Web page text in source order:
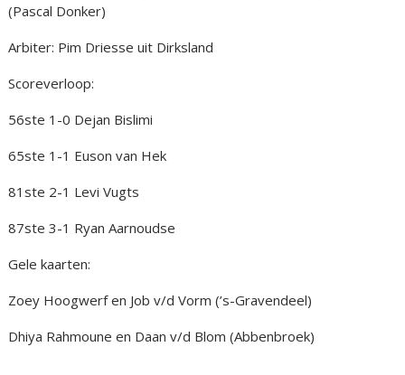
(Pascal Donker)
Arbiter: Pim Driesse uit Dirksland
Scoreverloop:
56ste 1-0 Dejan Bislimi
65ste 1-1 Euson van Hek
81ste 2-1 Levi Vugts
87ste 3-1 Ryan Aarnoudse
Gele kaarten:
Zoey Hoogwerf en Job v/d Vorm (’s-Gravendeel)
Dhiya Rahmoune en Daan v/d Blom (Abbenbroek)